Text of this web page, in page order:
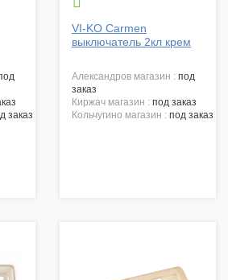
заказ
VI-KO Carmen
выключатель 2кл крем
александров магазин : под
заказ
киржач магазин : под заказ
кольчугино магазин : под заказ